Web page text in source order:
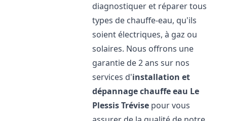
diagnostiquer et réparer tous
types de chauffe-eau, qu'ils
soient électriques, à gaz ou
solaires. Nous offrons une
garantie de 2 ans sur nos
services d'installation et
dépannage chauffe eau Le
Plessis Trévise pour vous